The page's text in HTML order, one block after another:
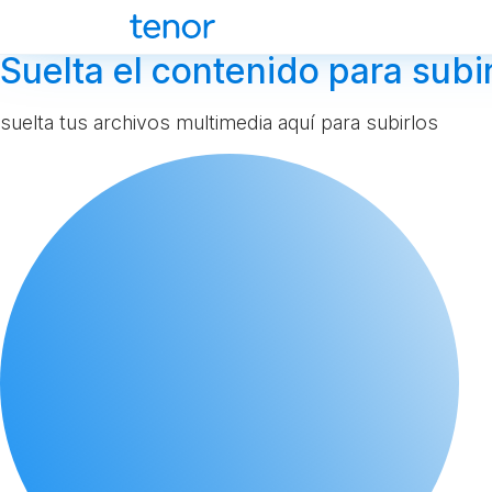
Suelta el contenido para
suelta tus archivos multimedia aquí para subirlos